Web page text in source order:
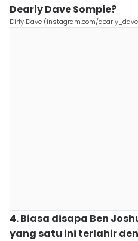
Dearly Dave Sompie?
Dirly Dave (instagram.com/
4. Biasa disapa Ben
yang satu ini terlahir